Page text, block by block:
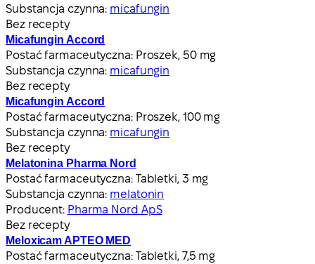
Substancja czynna: micafungin
Bez recepty
Micafungin Accord
Postać farmaceutyczna: Proszek, 50 mg
Substancja czynna: micafungin
Bez recepty
Micafungin Accord
Postać farmaceutyczna: Proszek, 100 mg
Substancja czynna: micafungin
Bez recepty
Melatonina Pharma Nord
Postać farmaceutyczna: Tabletki, 3 mg
Substancja czynna: melatonin
Producent: Pharma Nord ApS
Bez recepty
Meloxicam APTEO MED
Postać farmaceutyczna: Tabletki, 7,5 mg